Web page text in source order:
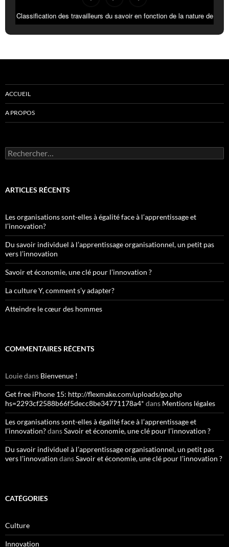
Classification des travailleurs du savoir en fonction de la nature de
ACCUEIL
A PROPOS
Rechercher :
ARTICLES RÉCENTS
Les organisations sont-elles à égalité face à l’apprentissage et
l’innovation?
Du savoir individuel à l’apprentissage organisationnel, un petit pas
vers l’innovation
Savoir et économie, une clé pour l’innovation ?
La culture Y, comment s’y adapter?
Atteindre le cœur des hommes
COMMENTAIRES RÉCENTS
Louiedans Bienvenue !
Get free iPhone 15: http://flexmake.com/uploads/go.php
hs=2293cf2588b66f5decc8be34771178a4* dans Mentions légales
Les organisations sont-elles à égalité face à l’apprentissage et
l’innovation?dansSavoir et économie, une clé pour l’innovation ?
Du savoir individuel à l’apprentissage organisationnel, un petit pas
vers l’innovation dansSavoir et économie, une clé pour l’innovation ?
CATÉGORIES
Culture
Innovation